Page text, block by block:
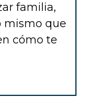
familia,
mismo que
cómo te